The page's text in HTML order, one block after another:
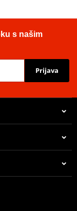
s našim
Prijava